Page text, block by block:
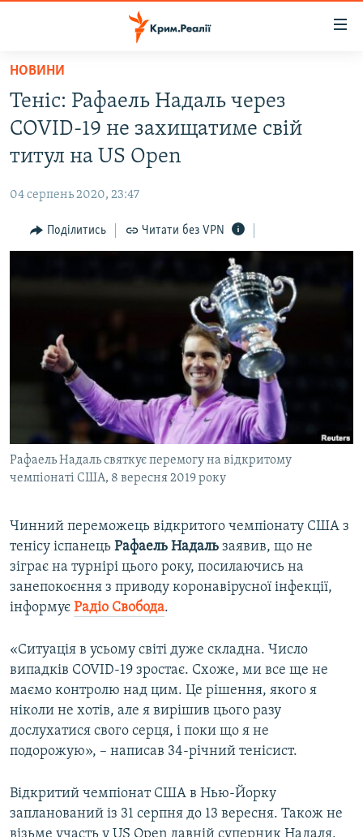
Перейти
основного
матеріалу
до
основної
навігації
Перейти
до
ВІДЕО ТА ФОТО
БЛОГИ
ПОГЛЯД
ДЕПОРТАЦІЯ
ВІДЕОУРОКИ «ELIFBE»
СВІДЧЕННЯ ОКУПАЦІЇ
УКРАЇНСЬКА ПРОБЛЕМА КРИМУ
ІНФОГРАФІКА
ЯК ОБІЙТИ БЛОКУВАННЯ
Qırımtatar
ДОЛУЧАЙСЯ!
Усі сайти RFE/RL
НОВИНИ
Теніс: Рафаель Надаль через
COVID-19 не захищатиме свій
титул на US Open
04 серпень 2020, 23:47
Поділитись Читати без VPN
Рафаель Надаль святкує перемогу на відкритому
чемпіонаті США, 8 вересня 2019 року
Чинний переможець відкритого чемпіонату США з
тенісу іспанець Рафаель Надаль заявив, що не
зіграє на турнірі цього року, посилаючись на
занепокоєння з приводу коронавірусної інфекції,
інформує Радіо Свобода.
«Ситуація в усьому світі дуже складна. Число
випадків COVID-19 зростає. Схоже, ми все ще не
маємо контролю над цим. Це рішення, якого я
ніколи не хотів, але я вирішив цього разу
дослухатися свого серця, і поки що я не
подорожую», – написав 34-річний тенісист.
Відкритий чемпіонат США в Нью-Йорку
запланований із 31 серпня до 13 вересня. Також не